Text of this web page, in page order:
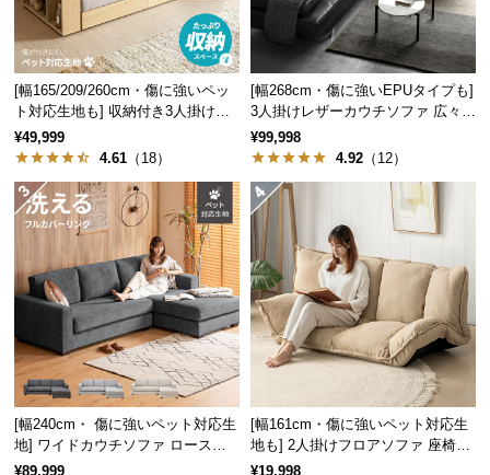
い
て
会
員
規
約
に
つ
て
お
客
サ
ポ
[幅165/209/260cm・傷に強いペッ
ト対応生地も] 収納付き3人掛け多
機能ソファ
¥49,999
4.61 （18）
[幅268cm・傷に強いEPUタイプも]
3人掛けレザーカウチソファ 広々設
計 高級感
¥99,998
4.92 （12）
[幅240cm・ 傷に強いペット対応生
地] ワイドカウチソファ ロースタ
イル
¥89,999
[幅161cm・傷に強いペット対応生
地も] 2人掛けフロアソファ 座椅子
タイプ リクライニング
¥19,998